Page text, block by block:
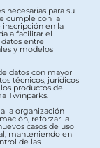
necesarias para su
cumple con la
inscripción en la
a facilitar el
entre
y modelos
datos con mayor
técnicos, jurídicos
productos de
Twinparks.
la organización
reforzar la
casos de uso
manteniendo en
de las